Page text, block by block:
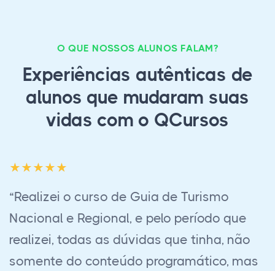
O QUE NOSSOS ALUNOS FALAM?
Experiências autênticas de
alunos que mudaram suas
vidas com o QCursos
“É um diferencial a Educação a Distância,
bom conteúdo, bons profissionais de
educação, plataforma AVA de fácil
entendimento. Estudar com eles está